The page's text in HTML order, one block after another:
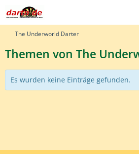
The Underworld Darter
Themen von The
Es wurden keine Einträge gefunden.